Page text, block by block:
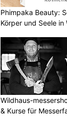
Phimpaka Beauty:
Körper und Seele in
Wildhaus-
& Kurse für